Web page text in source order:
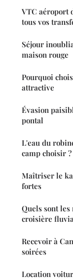
VTC aéroport
tous vos
Séjour
maison rouge
Pourquoi
attractive
Évasion
pontal
L'eau du
camp choisir ?
Maîtriser le
fortes
Quels sont
croisière
Recevoir à
soirées
Location